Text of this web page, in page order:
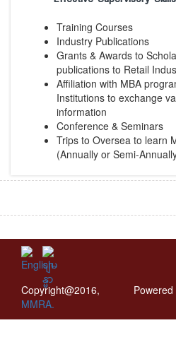
Training Courses
Industry Publications
Grants & Awards to
publications to Retail
Affiliation with MBA
Institutions to exchange
information
Conference & Seminars
Trips to Oversea to learn
(Annually or Semi-
Copyright@2016,
MMRA.
Powered